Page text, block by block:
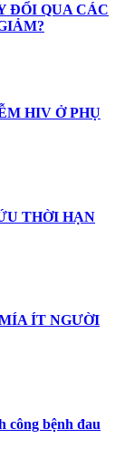
ĐỔI QUA CÁC
HIV Ở PHỤ
THỜI HẠN
ÍT NGƯỜI
công bệnh đau